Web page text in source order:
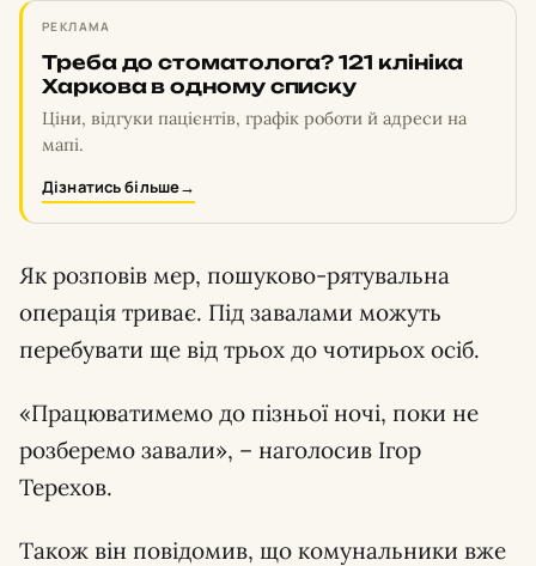
РЕКЛАМА
Треба до стоматолога? 121 клініка
Харкова в одному списку
Ціни, відгуки пацієнтів, графік роботи й адреси на
мапі.
Дізнатись більше→
Як розповів мер, пошуково-рятувальна
операція триває. Під завалами можуть
перебувати ще від трьох до чотирьох осіб.
«Працюватимемо до пізньої ночі, поки не
розберемо завали», – наголосив Ігор
Терехов.
Також він повідомив, що комунальники вже